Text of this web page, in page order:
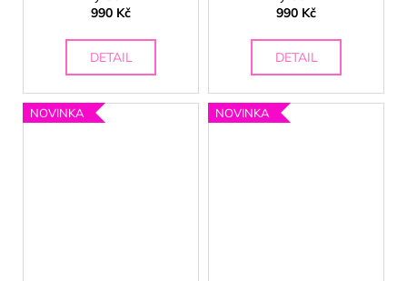
990 Kč
DETAIL
990 Kč
DETAIL
NOVINKA NOVINKA